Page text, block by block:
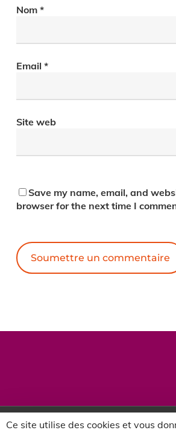
Ce site utilise des cookies et vous
Nom *
Email *
Site web
Save my name, email, and
browser for the next time I
CC-BY-NC 2018-2026 | Francas de